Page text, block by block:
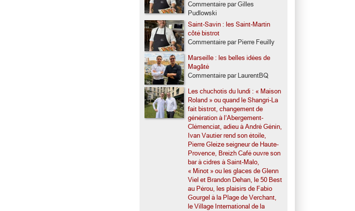
Commentaire par Gilles
Pudlowski
Saint-Savin : les Saint-Martin
côté bistrot
Commentaire par Pierre Feuilly
Marseille : les belles idées de
Magâté
Commentaire par LaurentBQ
Les chuchotis du lundi : « Maison
Roland » ou quand le Shangri-La
fait bistrot, changement de
génération à l’Abergement-
Clémenciat, adieu à André Génin,
Ivan Vautier rend son étoile,
Pierre Gleize seigneur de Haute-
Provence, Breizh Café ouvre son
bar à cidres à Saint-Malo,
« Minot » ou les glaces de Glenn
Viel et Brandon Dehan, le 50 Best
au Pérou, les plaisirs de Fabio
Gourgel à la Plage de Verchant,
le Village International de la